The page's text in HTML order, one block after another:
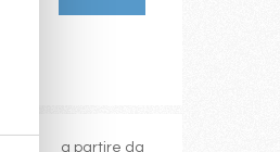
a partire da